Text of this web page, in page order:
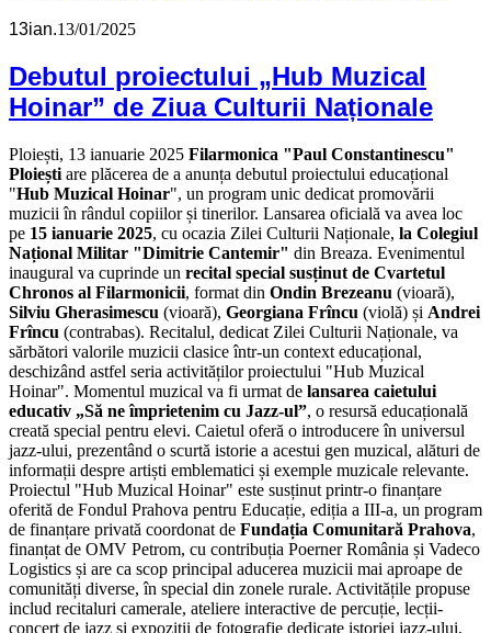
13ian.13/01/2025
Debutul proiectului „Hub Muzical
Hoinar” de Ziua Culturii Naționale
Ploiești, 13 ianuarie 2025 Filarmonica "Paul Constantinescu"
Ploiești are plăcerea de a anunța debutul proiectului educațional
"Hub Muzical Hoinar", un program unic dedicat promovării
muzicii în rândul copiilor și tinerilor. Lansarea oficială va avea loc
pe 15 ianuarie 2025, cu ocazia Zilei Culturii Naționale, la Colegiul
Național Militar "Dimitrie Cantemir" din Breaza. Evenimentul
inaugural va cuprinde un recital special susținut de Cvartetul
Chronos al Filarmonicii, format din Ondin Brezeanu (vioară),
Silviu Gherasimescu (vioară), Georgiana Frîncu (violă) și Andrei
Frîncu (contrabas). Recitalul, dedicat Zilei Culturii Naționale, va
sărbători valorile muzicii clasice într-un context educațional,
deschizând astfel seria activităților proiectului "Hub Muzical
Hoinar". Momentul muzical va fi urmat de lansarea caietului
educativ „Să ne împrietenim cu Jazz-ul”, o resursă educațională
creată special pentru elevi. Caietul oferă o introducere în universul
jazz-ului, prezentând o scurtă istorie a acestui gen muzical, alături de
informații despre artiști emblematici și exemple muzicale relevante.
Proiectul "Hub Muzical Hoinar" este susținut printr-o finanțare
oferită de Fondul Prahova pentru Educație, ediția a III-a, un program
de finanțare privată coordonat de Fundația Comunitară Prahova,
finanțat de OMV Petrom, cu contribuția Poerner România și Vadeco
Logistics și are ca scop principal aducerea muzicii mai aproape de
comunități diverse, în special din zonele rurale. Activitățile propuse
includ recitaluri camerale, ateliere interactive de percuție, lecții-
concert de jazz și expoziții de fotografie dedicate istoriei jazz-ului,